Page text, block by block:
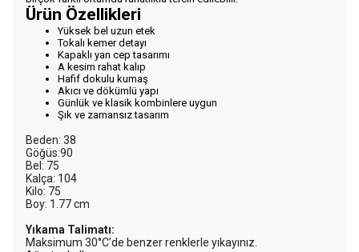
Ürün Özellikleri
Yüksek bel uzun etek
Tokalı kemer detayı
Kapaklı yan cep tasarımı
A kesim rahat kalıp
Hafif dokulu kumaş
Akıcı ve dökümlü yapı
Günlük ve klasik kombinlere uygun
Şık ve zamansız tasarım
Beden: 38
Göğüs:90
Bel: 75
Kalça: 104
Kilo: 75
Boy: 1.77 cm
Yıkama Talimatı:
Maksimum 30°C’de benzer renklerle yıkayınız.